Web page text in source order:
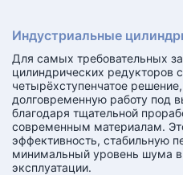
Индустриальные
Для самых требовательных
цилиндрических
четырёхступенчатое
долговременную работу под
благодаря тщательной
современным материалам.
эффективность, стабильную
минимальный уровень шума
эксплуатации.